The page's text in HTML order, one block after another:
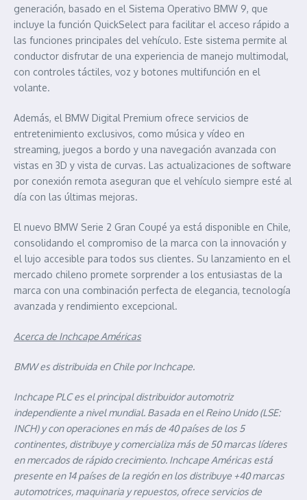
generación, basado en el Sistema Operativo BMW 9, que
incluye la función QuickSelect para facilitar el acceso rápido a
las funciones principales del vehículo. Este sistema permite al
conductor disfrutar de una experiencia de manejo multimodal,
con controles táctiles, voz y botones multifunción en el
volante.
Además, el BMW Digital Premium ofrece servicios de
entretenimiento exclusivos, como música y vídeo en
streaming, juegos a bordo y una navegación avanzada con
vistas en 3D y vista de curvas. Las actualizaciones de software
por conexión remota aseguran que el vehículo siempre esté al
día con las últimas mejoras.
El nuevo BMW Serie 2 Gran Coupé ya está disponible en Chile,
consolidando el compromiso de la marca con la innovación y
el lujo accesible para todos sus clientes. Su lanzamiento en el
mercado chileno promete sorprender a los entusiastas de la
marca con una combinación perfecta de elegancia, tecnología
avanzada y rendimiento excepcional.
Acerca de Inchcape Américas
BMW es distribuida en Chile por Inchcape.
Inchcape PLC es el principal distribuidor automotriz
independiente a nivel mundial. Basada en el Reino Unido (LSE:
INCH) y con operaciones en más de 40 países de los 5
continentes, distribuye y comercializa más de 50 marcas líderes
en mercados de rápido crecimiento. Inchcape Américas está
presente en 14 países de la región en los distribuye +40 marcas
automotrices, maquinaria y repuestos, ofrece servicios de